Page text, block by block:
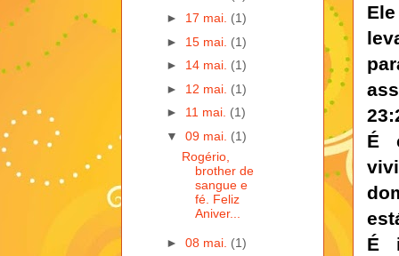
É
É
► 17 mai. (1)
► 15 mai. (1)
► 14 mai. (1)
► 12 mai. (1)
► 11 mai. (1)
▼ 09 mai. (1)
Rogério,
brother de
sangue e
fé. Feliz
Aniver...
► 08 mai. (1)